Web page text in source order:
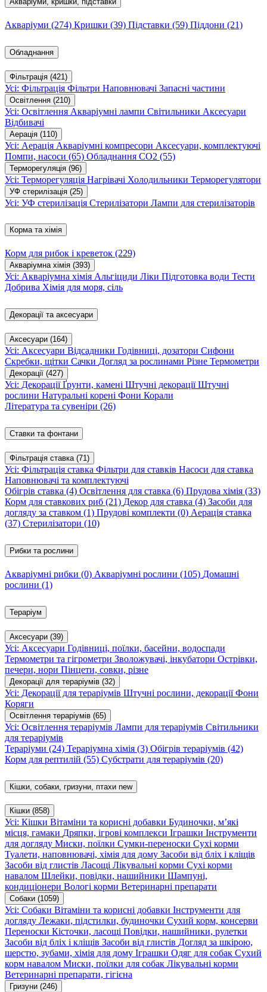
Акваріуми (274) Кришки (39) Підставки (59) Піддони (21)
Обладнання
Фільтрація (421)
Усі: Фільтрація Фільтри Наповнювачі Запасні частини
Освітлення (210)
Усі: Освітлення Акваріумні лампи Світильники Аксесуари
Відбивачі
Аерація (110)
Усі: Аерація Акваріумні компресори Аксесуари, комплектуючі
Помпи, насоси (65) Обладнання CO2 (55)
Терморегуляція (96)
Усі: Терморегуляція Нагрівачі Холодильники Терморегулятори
УФ стерилізація (25)
Усі: УФ стерилізація Стерилізатори Лампи для стерилізаторів
Корма та хімія
Корм для рибок і креветок (229)
Акваріумна хімія (393)
Усі: Акваріумна хімія Альгіциди Ліки Підготовка води Тести
Добрива Хімія для моря, сіль
Декорації та аксесуари
Аксесуари (164)
Усі: Аксесуари Відсадники Годівниці, дозатори Сифони
Скребки, щітки Сачки Догляд за рослинами Різне Термометри
Декорації (427)
Усі: ДекораціїҐрунти, камені Штучні декораціїШтучні
рослини Натуральні корені Фони Корали
Література та сувеніри (26)
Ставки та фонтани
Фільтрація ставка (71)
Усі: Фільтрація ставка Фільтри для ставків Насоси для ставка
Наповнювачі та комплектуючі
Обігрів ставка (4) Освітлення для ставка (6) Прудова хімія (33)
Корм для ставкових риб (21) Декор для ставка (4) Засоби для
догляду за ставком (1) Прудові комплекти (0) Аерація ставка
(37) Стерилізатори (10)
Рибки та рослини
Акваріумні рибки (0) Акваріумні рослини (105) Домашні
рослини (1)
Тераріум
Аксесуари (39)
Усі: Аксесуари Годівниці, поїлки, басейни, водоспади
Термометри та гігрометри Зволожувачі, інкубатори Острівки,
печери, нори Пінцети, совки, різне
Декорації для тераріумів (32)
Усі: Декорації для тераріумів Штучні рослини, декораціїФони
Коряги
Освітлення тераріумів (65)
Усі: Освітлення тераріумів Лампи для тераріумів Світильники
для тераріумів
Тераріуми (24) Тераріумна хімія (3) Обігрів тераріумів (42)
Корм для рептилій (55) Субстрати для тераріумів (20)
Кішки, собаки, гризуни, птахи new
Кішки (858)
Усі: Кішки Вітаміни та корисні добавки Будиночки, м’які
місця, гамаки Дряпки, ігрові комплекси Іграшки Інструменти
для догляду Миски, поїлки Сумки-переноски Сухі корми
Туалети, наповнювачі, хімія для дому Засоби від бліх і кліщів
Засоби від глистів Ласощі Лікувальні корми Сухі корми
навалом Шлейки, повідки, нашийники Шампуні,
кондиціонери Вологі корми Ветеринарні препарати
Собаки (1059)
Усі: Собаки Вітаміни та корисні добавки Інструменти для
догляду Лежаки, підстилки, будиночки Сухий корм, консерви
Переноски Кісточки, ласощі Повідки, нашийники, рулетки
Засоби від бліх і кліщів Засоби від глистів Догляд за шкірою,
шерстю, зубами, хімія для дому Іграшки Одяг для собак Сухий
корм навалом Миски, поїлки для собак Лікувальні корми
Ветеринарні препарати, гігієна
Гризуни (246)